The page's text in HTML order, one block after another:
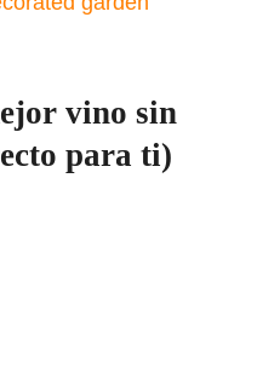
vino sin
para ti)